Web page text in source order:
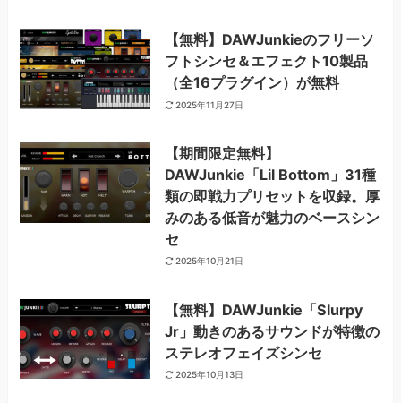
【無料】DAWJunkieのフリーソ
フトシンセ＆エフェクト10製品
（全16プラグイン）が無料
2025年11月27日
【期間限定無料】
DAWJunkie「Lil Bottom」31種
類の即戦力プリセットを収録。厚
みのある低音が魅力のベースシン
セ
2025年10月21日
【無料】DAWJunkie「Slurpy
Jr」動きのあるサウンドが特徴の
ステレオフェイズシンセ
2025年10月13日